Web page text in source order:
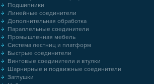
Подшипники
Линейные соединители
Дополнительная обработка
Параллельные соединители
Промышленная мебель
Система лестниц и платформ
Быстрые соединители
Винтовые соединители и втулки
Шарнирные и подвижные соединители
Заглушки